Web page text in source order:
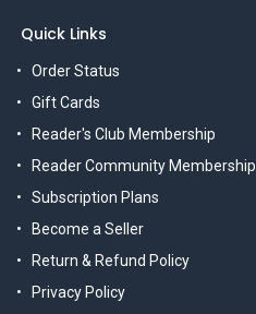
Quick Links
Order Status
Gift Cards
Reader's Club Membership
Reader Community Membership
Subscription Plans
Become a Seller
Return & Refund Policy
Privacy Policy